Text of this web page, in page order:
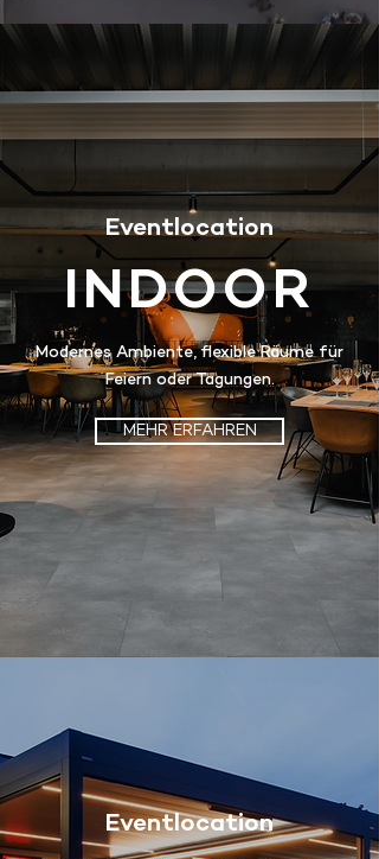
Eventlocation
INDOOR
Modernes Ambiente, flexible Räume für
Feiern oder Tagungen.
MEHR ERFAHREN
Eventlocation